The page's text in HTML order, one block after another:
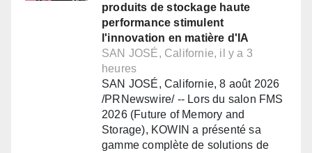
produits de stockage haute
performance stimulent
l'innovation en matière d'IA
SAN JOSÉ, Californie, il y a 3
heures
SAN JOSÉ, Californie, 8 août 2026
/PRNewswire/ -- Lors du salon FMS
2026 (Future of Memory and
Storage), KOWIN a présenté sa
gamme complète de solutions de